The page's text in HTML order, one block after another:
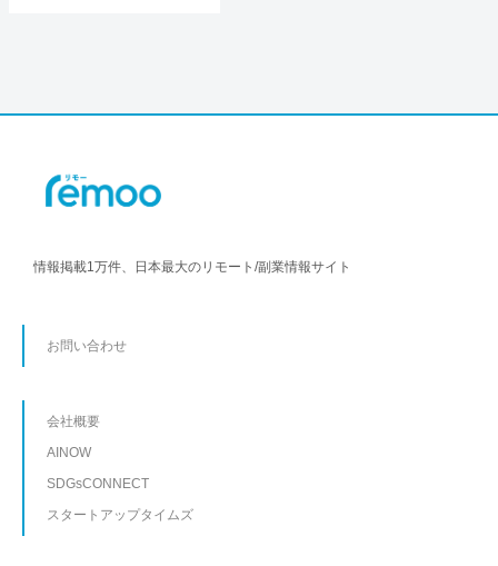
情報掲載1万件、日本最大のリモート/副業情報サイト
お問い合わせ
会社概要
AINOW
SDGsCONNECT
スタートアップタイムズ